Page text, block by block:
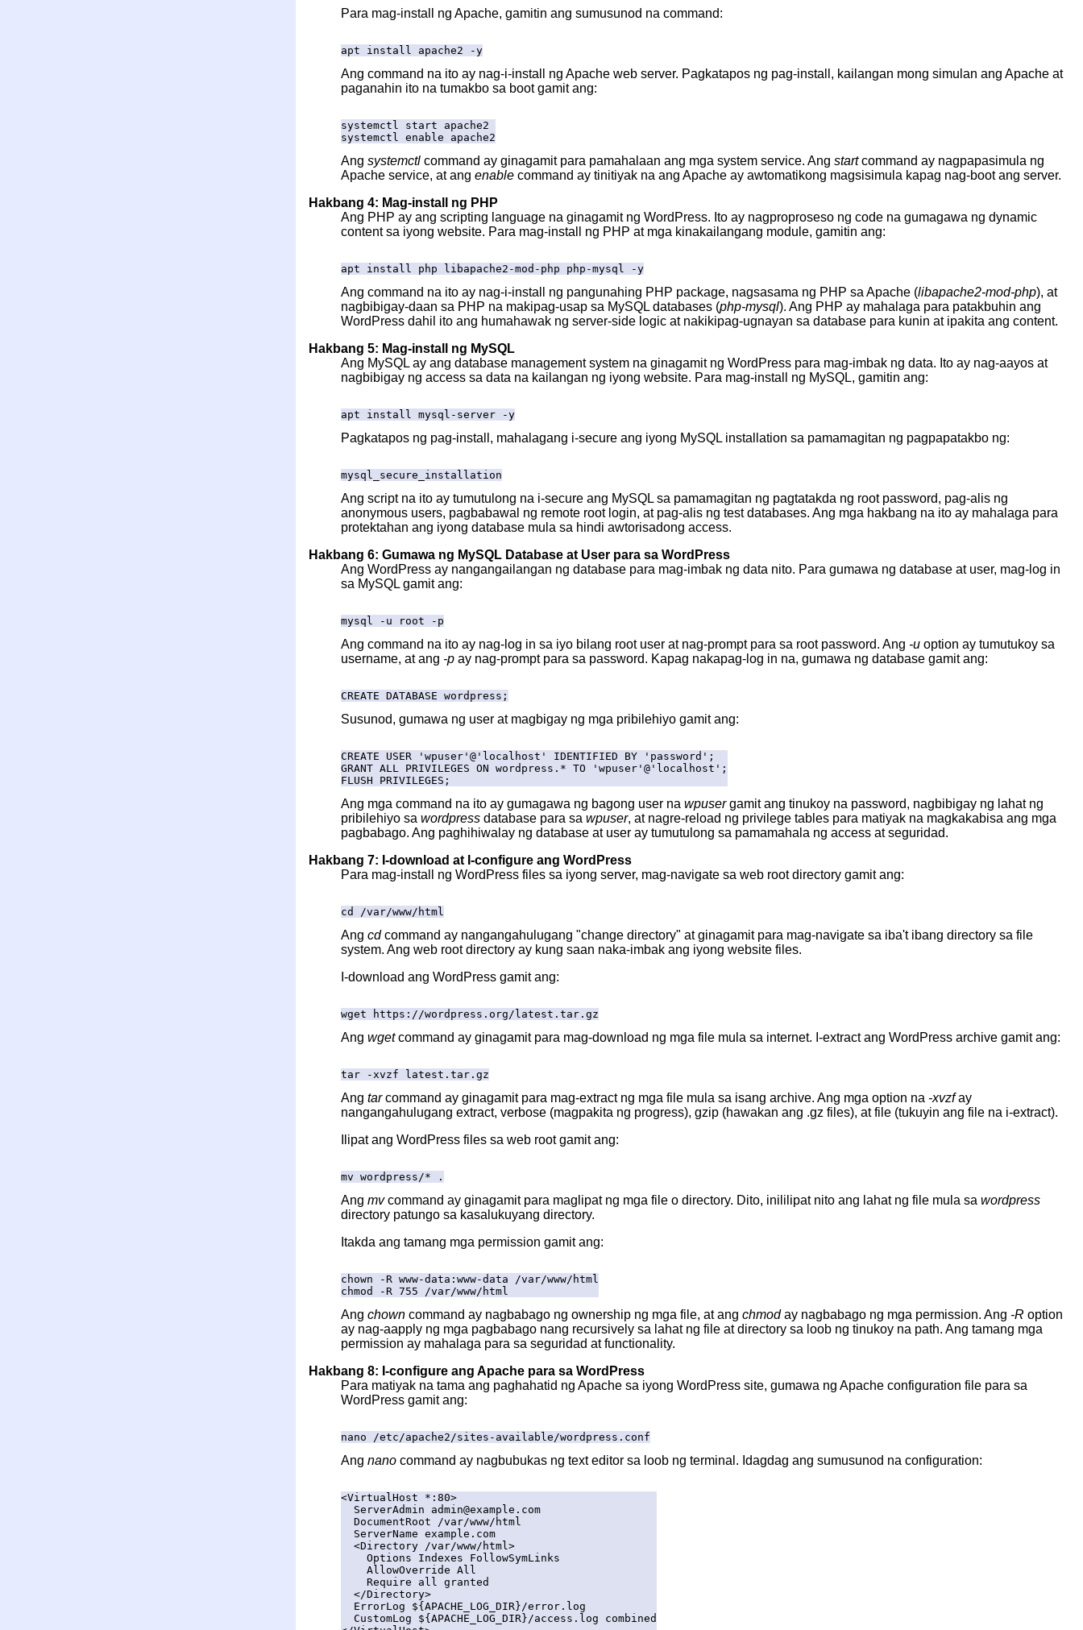
Para mag-install ng Apache, gamitin ang sumusunod na command:
apt install apache2 -y
Ang command na ito ay nag-i-install ng Apache web server. Pagkatapos ng pag-install, kailangan mong simulan ang Apache at
paganahin ito na tumakbo sa boot gamit ang:
systemctl start apache2
systemctl enable apache2
Ang systemctl command ay ginagamit para pamahalaan ang mga system service. Ang startcommand ay nagpapasimula ng
Apache service, at ang enable command ay tinitiyak na ang Apache ay awtomatikong magsisimula kapag nag-boot ang server.
Hakbang 4: Mag-install ng PHP
Ang PHP ay ang scripting language na ginagamit ng WordPress. Ito ay nagproproseso ng code na gumagawa ng dynamic
content sa iyong website. Para mag-install ng PHP at mga kinakailangang module, gamitin ang:
apt install php libapache2-mod-php php-mysql -y
Ang command na ito ay nag-i-install ng pangunahing PHP package, nagsasama ng PHP sa Apache (libapache2-mod-php), at
nagbibigay-daan sa PHP na makipag-usap sa MySQL databases (php-mysql). Ang PHP ay mahalaga para patakbuhin ang
WordPress dahil ito ang humahawak ng server-side logic at nakikipag-ugnayan sa database para kunin at ipakita ang content.
Hakbang 5: Mag-install ng MySQL
Ang MySQL ay ang database management system na ginagamit ng WordPress para mag-imbak ng data. Ito ay nag-aayos at
nagbibigay ng access sa data na kailangan ng iyong website. Para mag-install ng MySQL, gamitin ang:
apt install mysql-server -y
Pagkatapos ng pag-install, mahalagang i-secure ang iyong MySQL installation sa pamamagitan ng pagpapatakbo ng:
mysql_secure_installation
Ang script na ito ay tumutulong na i-secure ang MySQL sa pamamagitan ng pagtatakda ng root password, pag-alis ng
anonymous users, pagbabawal ng remote root login, at pag-alis ng test databases. Ang mga hakbang na ito ay mahalaga para
protektahan ang iyong database mula sa hindi awtorisadong access.
Hakbang 6: Gumawa ng MySQL Database at User para sa WordPress
Ang WordPress ay nangangailangan ng database para mag-imbak ng data nito. Para gumawa ng database at user, mag-log in
sa MySQL gamit ang:
mysql -u root -p
Ang command na ito ay nag-log in sa iyo bilang root user at nag-prompt para sa root password. Ang -u option ay tumutukoy sa
username, at ang -p ay nag-prompt para sa password. Kapag nakapag-log in na, gumawa ng database gamit ang:
CREATE DATABASE wordpress;
Susunod, gumawa ng user at magbigay ng mga pribilehiyo gamit ang:
CREATE USER 'wpuser'@'localhost' IDENTIFIED BY 'password';
GRANT ALL PRIVILEGES ON wordpress.* TO 'wpuser'@'localhost';
FLUSH PRIVILEGES;
Ang mga command na ito ay gumagawa ng bagong user na wpusergamit ang tinukoy na password, nagbibigay ng lahat ng
pribilehiyo sa wordpress database para sa wpuser, at nagre-reload ng privilege tables para matiyak na magkakabisa ang mga
pagbabago. Ang paghihiwalay ng database at user ay tumutulong sa pamamahala ng access at seguridad.
Hakbang 7: I-download at I-configure ang WordPress
Para mag-install ng WordPress files sa iyong server, mag-navigate sa web root directory gamit ang:
cd /var/www/html
Ang cdcommand ay nangangahulugang "change directory" at ginagamit para mag-navigate sa iba't ibang directory sa file
system. Ang web root directory ay kung saan naka-imbak ang iyong website files.
I-download ang WordPress gamit ang:
wget https://wordpress.org/latest.tar.gz
Ang wgetcommand ay ginagamit para mag-download ng mga file mula sa internet. I-extract ang WordPress archive gamit ang:
tar -xvzf latest.tar.gz
Ang tarcommand ay ginagamit para mag-extract ng mga file mula sa isang archive. Ang mga option na -xvzfay
nangangahulugang extract, verbose (magpakita ng progress), gzip (hawakan ang .gz files), at file (tukuyin ang file na i-extract).
Ilipat ang WordPress files sa web root gamit ang:
mv wordpress/* .
Ang mvcommand ay ginagamit para maglipat ng mga file o directory. Dito, inililipat nito ang lahat ng file mula sa wordpress
directory patungo sa kasalukuyang directory.
Itakda ang tamang mga permission gamit ang:
chown -R www-data:www-data /var/www/html
chmod -R 755 /var/www/html
Ang chown command ay nagbabago ng ownership ng mga file, at ang chmoday nagbabago ng mga permission. Ang -R option
ay nag-aapply ng mga pagbabago nang recursively sa lahat ng file at directory sa loob ng tinukoy na path. Ang tamang mga
permission ay mahalaga para sa seguridad at functionality.
Hakbang 8: I-configure ang Apache para sa WordPress
Para matiyak na tama ang paghahatid ng Apache sa iyong WordPress site, gumawa ng Apache configuration file para sa
WordPress gamit ang:
nano /etc/apache2/sites-available/wordpress.conf
Ang nano command ay nagbubukas ng text editor sa loob ng terminal. Idagdag ang sumusunod na configuration:
<VirtualHost *:80>
ServerAdmin admin@example.com
DocumentRoot /var/www/html
ServerName example.com
<Directory /var/www/html>
Options Indexes FollowSymLinks
AllowOverride All
Require all granted
</Directory>
ErrorLog ${APACHE_LOG_DIR}/error.log
CustomLog ${APACHE_LOG_DIR}/access.log combined